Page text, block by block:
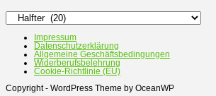
Impressum
Datenschutzerklärung
Allgemeine Geschäftsbedingungen
Widerberufsbelehrung
Cookie-Richtlinie (EU)
Copyright - WordPress Theme by OceanWP